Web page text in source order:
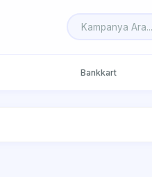
Bankkart